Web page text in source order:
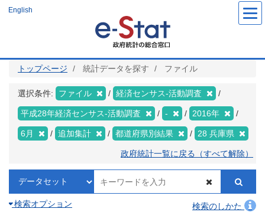
ツ
English
トップページ 統計データを探す ファイル
選択条件: ファイル 経済センサス‐活動調査
平成28年経済センサス‐活動調査 - 2016年
6月 追加集計 都道府県別結果 28 兵庫県
政府統計一覧に戻る（すべて解除）
検索オプション
検索のしかた